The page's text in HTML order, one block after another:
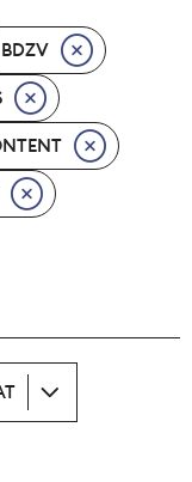
BDZV